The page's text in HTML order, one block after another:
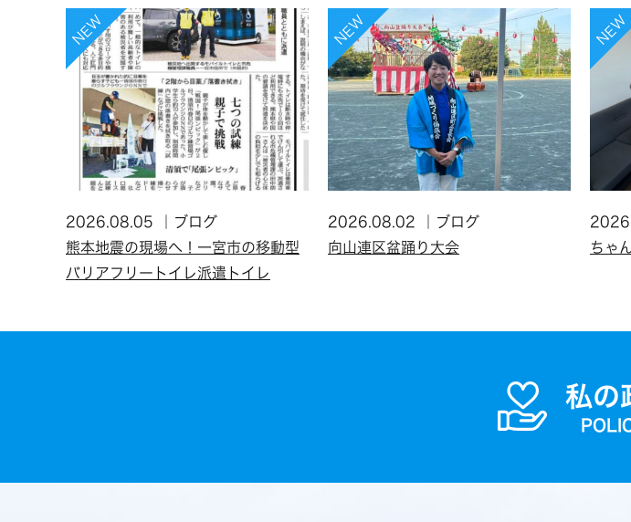
2026.08.05
ブログ
熊本地震の現場へ！一宮市の移動型
バリアフリートイレ派遣トイレ
2026.08.02
ブログ
向山連区盆踊り大会
ちゃ
私の